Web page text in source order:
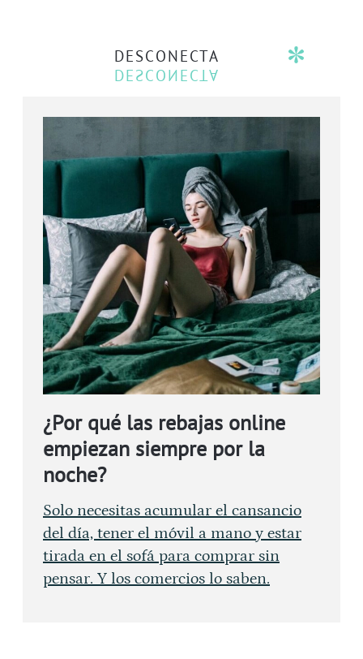
DESCONECTA
¿Por qué las rebajas online
empiezan siempre por la
noche?
Solo necesitas acumular el cansancio
del día, tener el móvil a mano y estar
tirada en el sofá para comprar sin
pensar. Y los comercios lo saben.